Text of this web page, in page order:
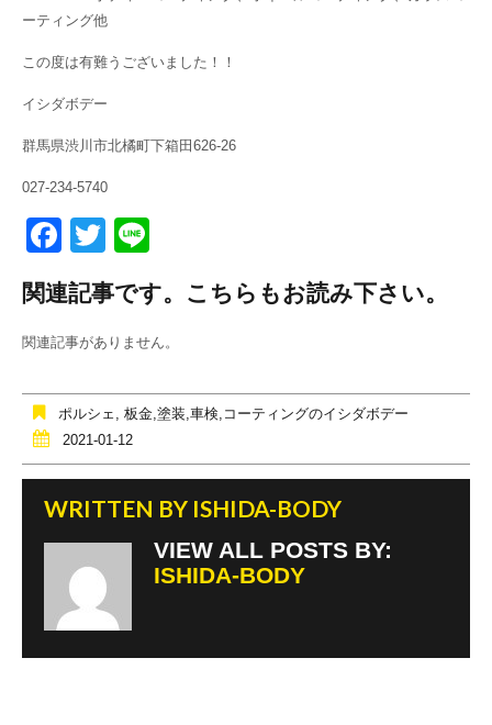
ーティング他
この度は有難うございました！！
イシダボデー
群馬県渋川市北橘町下箱田626-26
027-234-5740
F
a
c
e
o
o
k
T
tt
er
e
関連記事です。こちらもお読み下さい。
関連記事がありません。
ポルシェ , 板金,塗装,車検,コーティングのイシダボデー
2021-01-12
WRITTEN BY ISHIDA-BODY
VIEW ALL POSTS BY:
ISHIDA-BODY